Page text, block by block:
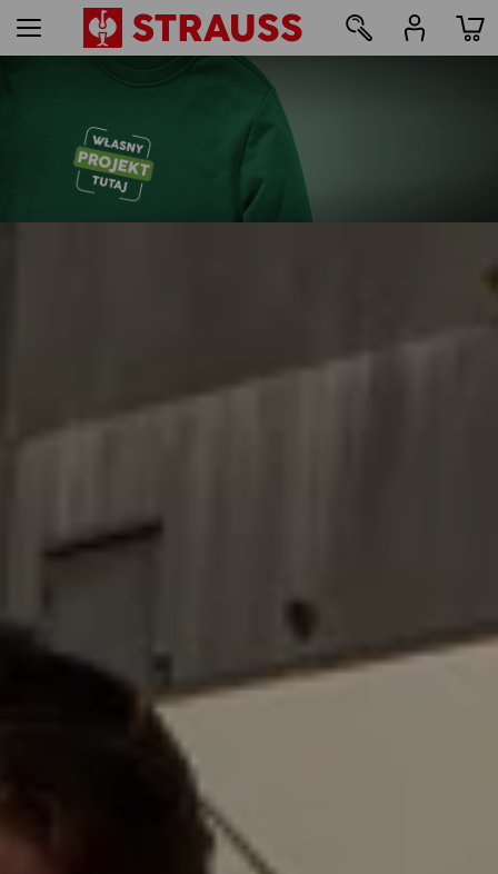
Nadruki i hafty – od 1 szt.
169